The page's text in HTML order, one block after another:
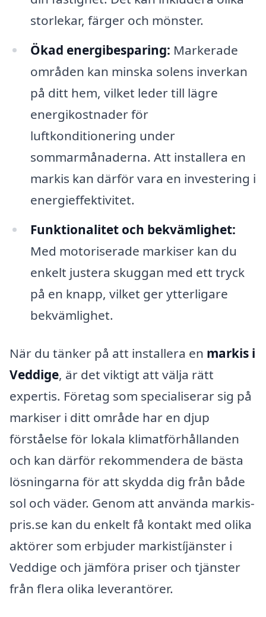
storlekar, färger och mönster.
Ökad energibesparing: Markerade
områden kan minska solens inverkan
på ditt hem, vilket leder till lägre
energikostnader för
luftkonditionering under
sommarmånaderna. Att installera en
markis kan därför vara en investering i
energieffektivitet.
Funktionalitet och bekvämlighet:
Med motoriserade markiser kan du
enkelt justera skuggan med ett tryck
på en knapp, vilket ger ytterligare
bekvämlighet.
När du tänker på att installera en markis i
Veddige, är det viktigt att välja rätt
expertis. Företag som specialiserar sig på
markiser i ditt område har en djup
förståelse för lokala klimatförhållanden
och kan därför rekommendera de bästa
lösningarna för att skydda dig från både
sol och väder. Genom att använda markis-
pris.se kan du enkelt få kontakt med olika
aktörer som erbjuder markistíjänster i
Veddige och jämföra priser och tjänster
från flera olika leverantörer.